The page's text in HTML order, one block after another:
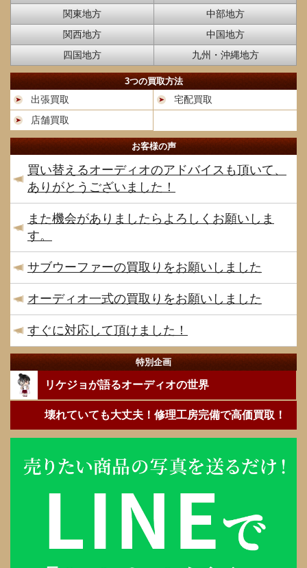
関東地方
中部地方
関西地方
中国地方
四国地方
九州・沖縄地方
3つの買取方法
出張買取
宅配買取
店舗買取
お客様の声
買い替えるオーディオのアドバイスも頂いて、
ありがとうございました！
また機会がありましたらよろしくお願いしま
す。
サブウーファーの買取りをお願いしました
オーディオ一式の買取りをお願いしました
すぐに対応して頂けました！
特別企画
リケジョが語るオーディオの世界
壊れていても大丈夫！修理工房完備で高価買取！